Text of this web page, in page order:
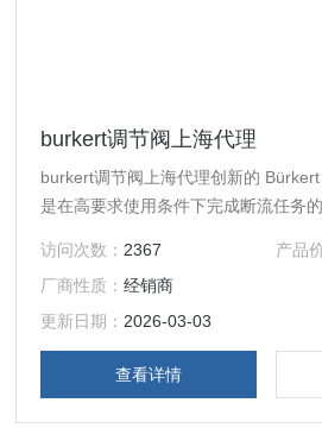
burkert调节阀上海代理
burkert调节阀上海代理创新的
是在高要求使用条件下完成断流任务
所需的终位置中。同时，它在一定程
程信号上。如有必要，可在断电时通
全位置。
访问次数： 2367 产品
厂商性质：经销商
更新日期： 2026-03-03
查看详情